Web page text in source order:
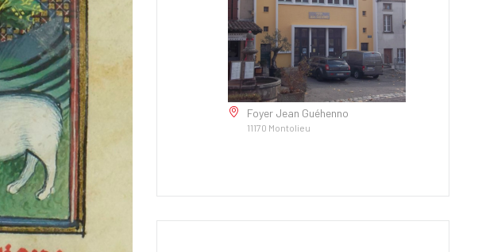
Foyer Jean Guéhenno
11170 Montolieu